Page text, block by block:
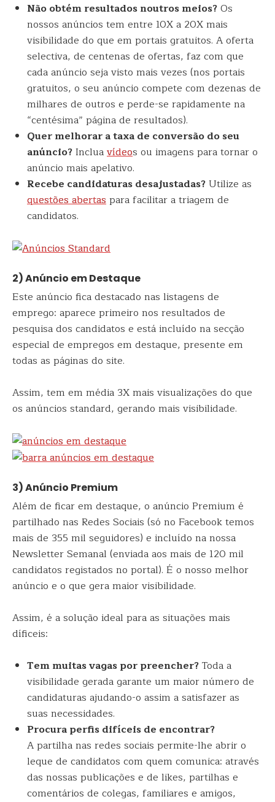
Não obtém resultados noutros meios?Os
nossos anúncios tem entre 10X a 20X mais
visibilidade do que em portais gratuitos. A oferta
selectiva, de centenas de ofertas, faz com que
cada anúncio seja visto mais vezes (nos portais
gratuitos, o seu anúncio compete com dezenas de
milhares de outros e perde-se rapidamente na
“centésima” página de resultados).
Quer melhorar a taxa de conversão do seu
anúncio?Incluavídeos ou imagens para tornar o
anúncio mais apelativo.
Recebe candidaturas desajustadas?Utilize as
questões abertaspara facilitar a triagem de
candidatos.
2) Anúncio em Destaque
Este anúncio fica destacado nas listagens de
emprego: aparece primeiro nos resultados de
pesquisa dos candidatos e está incluído na secção
especial de empregos em destaque, presente em
todas as páginas do site.
Assim, tem em média 3X mais visualizações do que
os anúncios standard, gerando mais visibilidade.
3) Anúncio Premium
Além de ficar em destaque, o anúncio Premium é
partilhado nas Redes Sociais (só no Facebook temos
mais de 355 mil seguidores) e incluído na nossa
Newsletter Semanal (enviada aos mais de 120 mil
candidatos registados no portal). É o nosso melhor
anúncio e o que gera maior visibilidade.
Assim, é a solução ideal para as situações mais
díficeis:
Tem muitas vagas por preencher?Toda a
visibilidade gerada garante um maior número de
candidaturas ajudando-o assim a satisfazer as
suas necessidades.
Procura perfis difíceis de encontrar?
A partilha nas redes sociais permite-lhe abrir o
leque de candidatos com quem comunica: através
das nossas publicações e de likes, partilhas e
comentários de colegas, familiares e amigos,